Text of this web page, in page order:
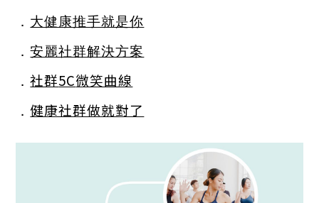
． 大健康推手就是你
．安麗社群解決方案
．社群5C微笑曲線
． 健康社群做就對了